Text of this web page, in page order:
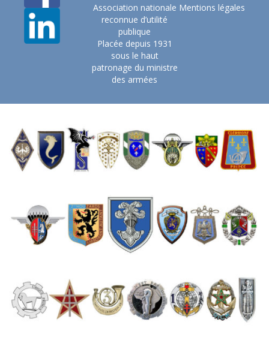
Association nationale
reconnue d’utilité
publique
Placée depuis 1931
sous le haut
patronage du ministre
des armées
Mentions légales